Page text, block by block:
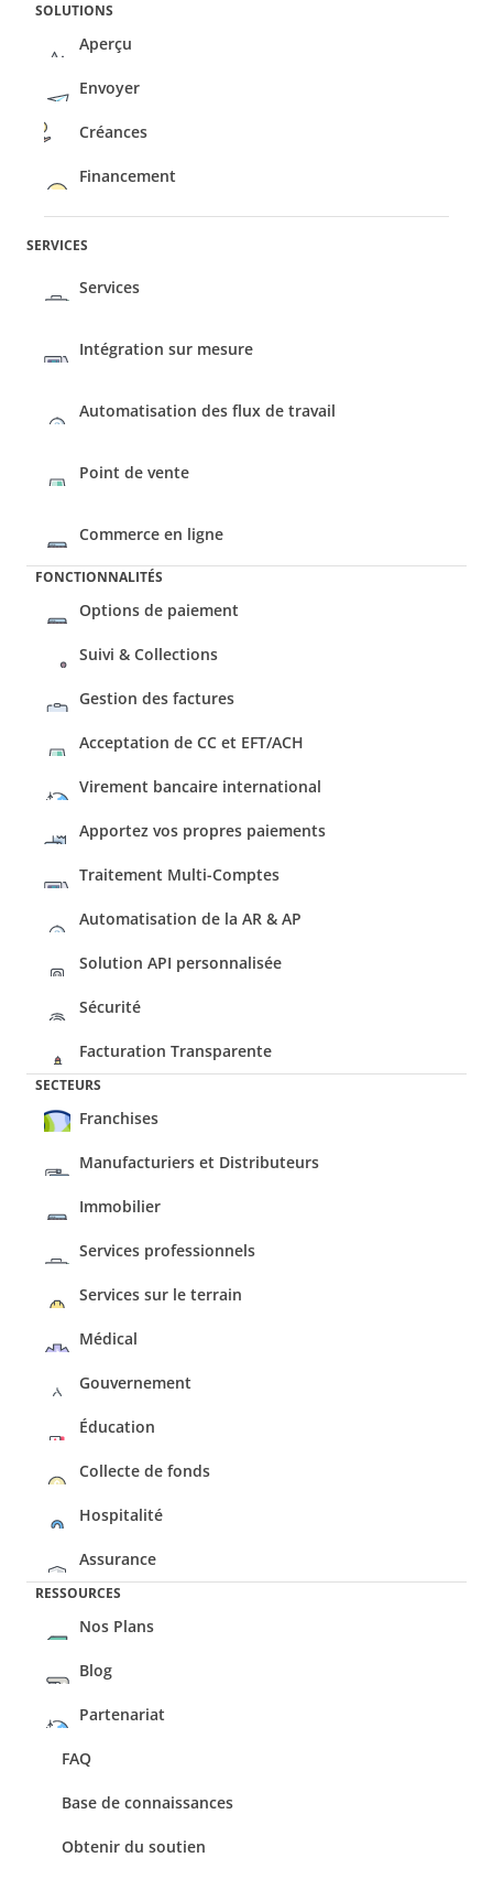
SOLUTIONS
Aperçu
Envoyer
Créances
Financement
SERVICES
Services
Intégration sur mesure
Automatisation des flux de travail
Commerce en ligne
FONCTIONNALITÉS
Options de paiement
Suivi & Collections
Gestion des factures
Acceptation de CC et EFT/ACH
Virement bancaire international
Apportez vos propres paiements
Traitement Multi-Comptes
Automatisation de la AR & AP
Solution API personnalisée
Sécurité
Facturation Transparente
RESSOURCES
Blog
Partenariat
Nos Plans
FAQ
Base de connaissances
Obtenir du soutien
SECTEURS
Franchises
Manufacturiers et Distributeurs
Immobilier
Services professionnels
Services sur le terrain
Médical
Gouvernement
Éducation
Collecte de fonds
Hospitalité
Assurance